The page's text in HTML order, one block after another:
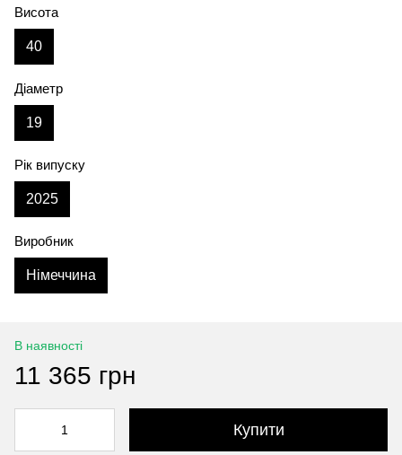
Висота
40
Діаметр
19
Рік випуску
2025
Виробник
Німеччина
В наявності
11 365 грн
Купити